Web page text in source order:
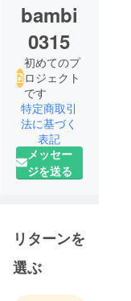
bambi
0315
初めてのプ
ロジェクト
です
特定商取引
法に基づく
表記
メッセー
ジを送る
リターンを
選ぶ